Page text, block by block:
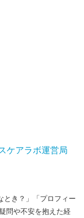
ケアラボ運営局
とき？」「プロフィー
問や不安を抱えた経